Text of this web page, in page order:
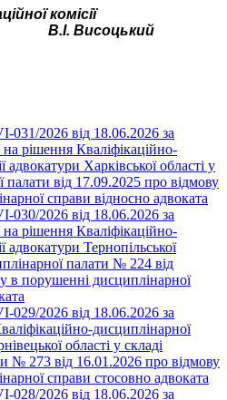
комісії
В.І. Висоцький
2026 від 18.06.2026 за
Кваліфікаційно-
адвокатури Харківської області у
палати від 17.09.2025 про відмову
справи відносно адвоката
2026 від 18.06.2026 за
Кваліфікаційно-
адвокатури Тернопільської
палати № 224 від
в порушенні дисциплінарної
2026 від 18.06.2026 за
дисциплінарної
області у складі
№ 273 від 16.01.2026 про відмову
справи стосовно адвоката
2026 від 18.06.2026 за